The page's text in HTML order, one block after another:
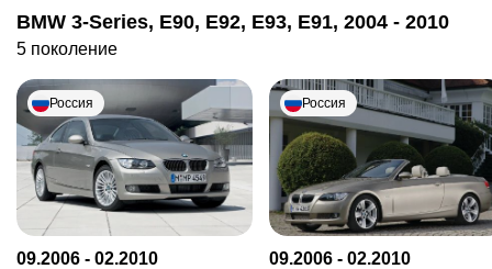
BMW 3-Series, E90, E92, E93, E91, 2004 - 2010
5 поколение
Россия
09.2006 - 02.2010
Россия
09.2006 - 02.2010